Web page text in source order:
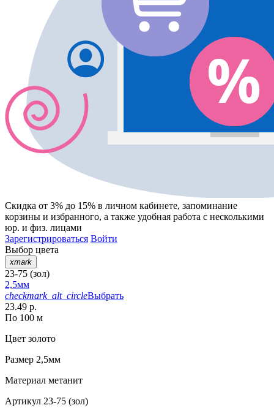
Скидка от 3% до 15% в личном кабинете, запоминание
корзины и избранного, а также удобная работа с несколькими
юр. и физ. лицами
Зарегистрироваться Войти
Выбор цвета
xmark
23-75 (зол)
2,5мм
checkmark_alt_circleВыбрать
23.49 р.
По 100 м
Цвет золото
Размер 2,5мм
Материал метанит
Артикул 23-75 (зол)